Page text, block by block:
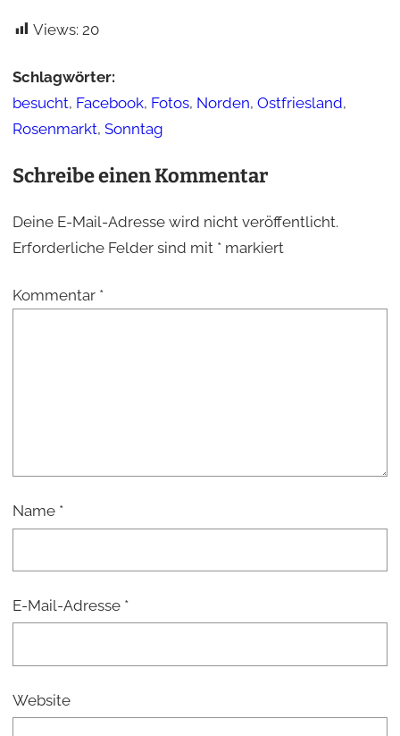
Views: 20
Schlagwörter:
besucht, Facebook, Fotos, Norden, Ostfriesland,
Rosenmarkt, Sonntag
Schreibe einen Kommentar
Deine E-Mail-Adresse wird nicht veröffentlicht.
Erforderliche Felder sind mit *markiert
Kommentar *
Name *
E-Mail-Adresse *
Website